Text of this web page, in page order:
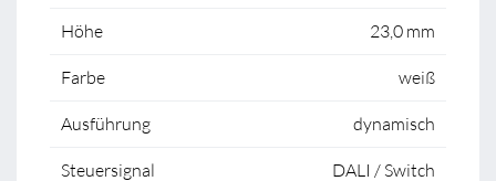
Höhe 23,0 mm
Farbe weiß
Ausführung dynamisch
Steuersignal DALI / Switch